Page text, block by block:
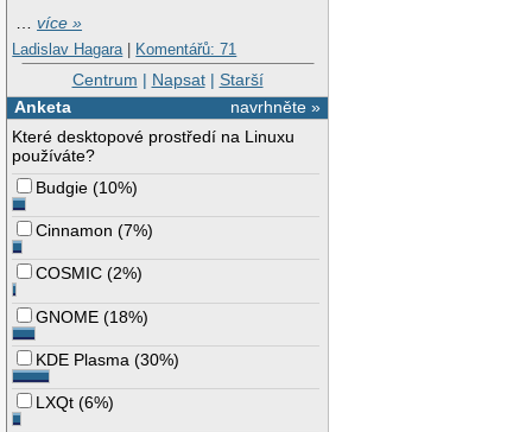
…více »
Ladislav Hagara | Komentářů: 71
Centrum | Napsat| Starší
navrhněte »
Anketa
Které desktopové prostředí na Linuxu
používáte?
Budgie (10%)
Cinnamon (7%)
COSMIC (2%)
GNOME (18%)
KDE Plasma (30%)
LXQt (6%)